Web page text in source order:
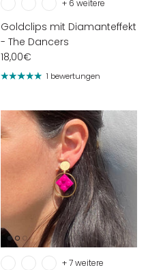
Goldclips mit Diamanteffekt
- The Dancers
18,00€
+ 6 weitere
1 bewertungen
+ 7 weitere